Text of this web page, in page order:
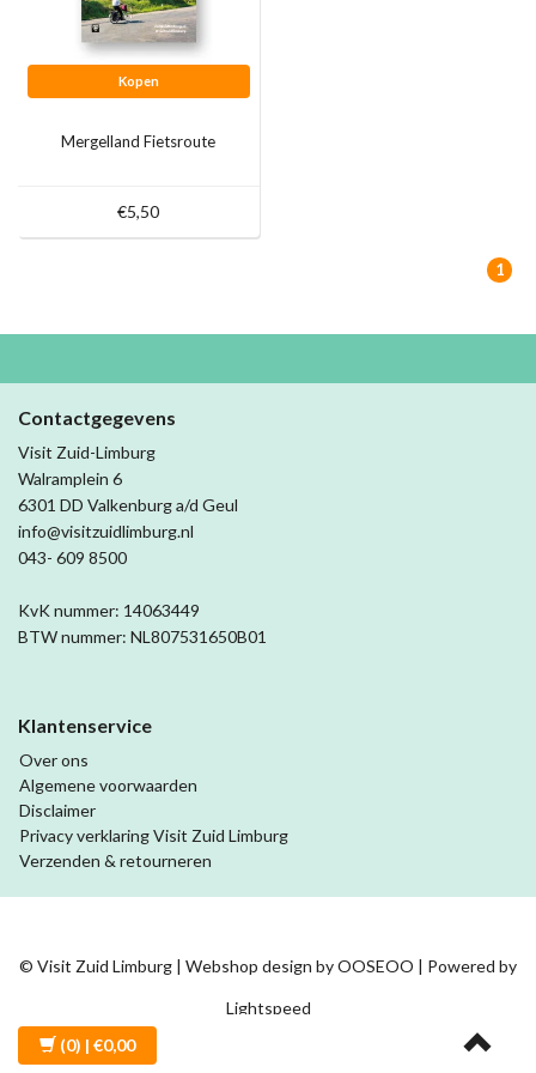
Kopen
Mergelland Fietsroute
€5,50
1
Contactgegevens
Visit Zuid-Limburg
Walramplein 6
6301 DD Valkenburg a/d Geul
info@visitzuidlimburg.nl
043- 609 8500
KvK nummer: 14063449
BTW nummer: NL807531650B01
Klantenservice
Over ons
Algemene voorwaarden
Disclaimer
Privacy verklaring Visit Zuid Limburg
Verzenden & retourneren
© Visit Zuid Limburg | Webshop design byOOSEOO | Powered by
Lightspeed
(0) | €0,00